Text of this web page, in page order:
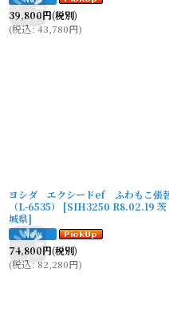
39,800円(税別)
(税込:43,780円)
ヨシダ エクシードef ふわもこ張
（L-6535）
[SIH3250 R8.02.19 茨
城県]
74,800円(税別)
(税込:82,280円)